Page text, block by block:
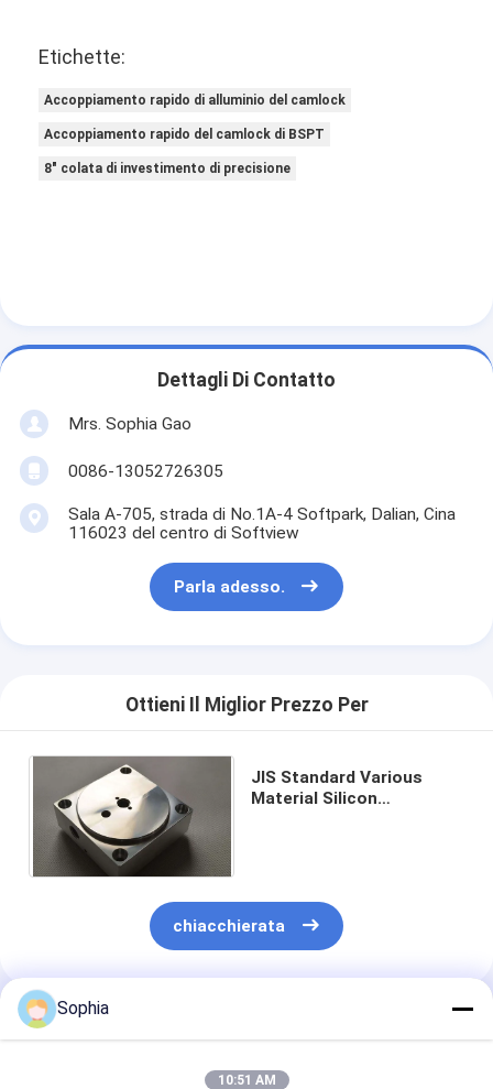
Etichette:
Accoppiamento rapido di alluminio del camlock
Accoppiamento rapido del camlock di BSPT
8" colata di investimento di precisione
Dettagli Di Contatto
Mrs. Sophia Gao
0086-13052726305
Sala A-705, strada di No.1A-4 Softpark, Dalian, Cina
116023 del centro di Softview
Parla adesso.
Ottieni Il Miglior Prezzo Per
JIS Standard Various
Material Silicon
chiacchierata
Prodotti Raccomandati
Sophia
10:51 AM